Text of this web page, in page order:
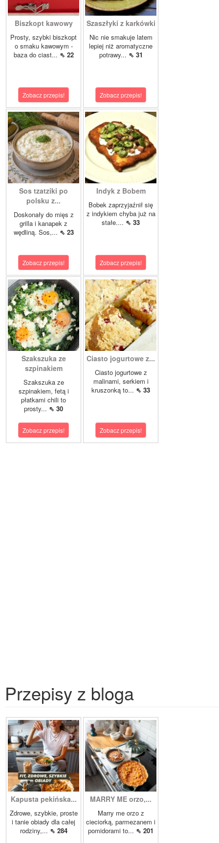
Biszkopt kawowy
Prosty, szybki biszkopt
o smaku kawowym -
baza do ciast... ⇖ 22
Zobacz przepis!
Szaszłyki z karkówki
Nic nie smakuje latem
lepiej niż aromatyczne
potrawy... ⇖ 31
Zobacz przepis!
Sos tzatziki po
polsku z...
Doskonały do mięs z
grilla i kanapek z
wędliną. Sos,... ⇖ 23
Zobacz przepis!
Indyk z Bobem
Bobek zaprzyjaźnił się
z indykiem chyba już na
stałe.... ⇖ 33
Zobacz przepis!
Szakszuka ze
szpinakiem
Szakszuka ze
szpinakiem, fetą i
płatkami chili to
prosty... ⇖ 30
Zobacz przepis!
Ciasto jogurtowe z...
Ciasto jogurtowe z
malinami, serkiem i
kruszonką to... ⇖ 33
Zobacz przepis!
Przepisy z bloga
Kapusta pekińska...
Zdrowe, szybkie, proste
i tanie obiady dla całej
rodziny,... ⇖ 284
MARRY ME orzo,...
Marry me orzo z
cieciorką, parmezanem i
pomidorami to... ⇖ 201